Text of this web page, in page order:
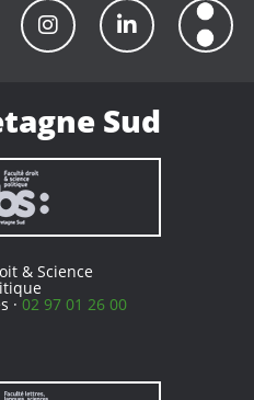
Sud
& Science
·02 97 01 26 00